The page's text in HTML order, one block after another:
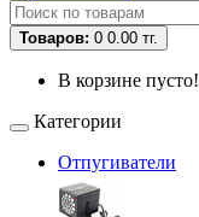
Товаров: 0 0.00 тг.
В корзине пусто!
Категории
Отпугиватели